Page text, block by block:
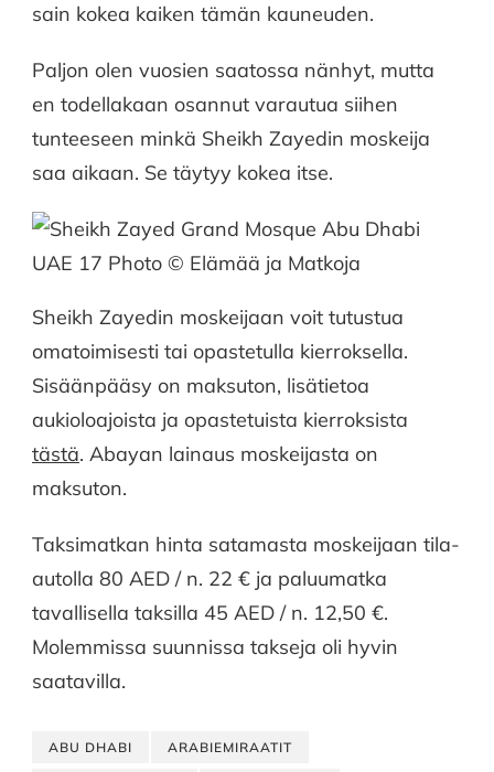
sain kokea kaiken tämän kauneuden.
Paljon olen vuosien saatossa nänhyt, mutta
en todellakaan osannut varautua siihen
tunteeseen minkä Sheikh Zayedin moskeija
saa aikaan. Se täytyy kokea itse.
Sheikh Zayedin moskeijaan voit tutustua
omatoimisesti tai opastetulla kierroksella.
Sisäänpääsy on maksuton, lisätietoa
aukioloajoista ja opastetuista kierroksista
tästä. Abayan lainaus moskeijasta on
maksuton.
Taksimatkan hinta satamasta moskeijaan tila-
autolla 80 AED / n. 22 € ja paluumatka
tavallisella taksilla 45 AED / n. 12,50 €.
Molemmissa suunnissa takseja oli hyvin
saatavilla.
ABU DHABI ARABIEMIRAATIT